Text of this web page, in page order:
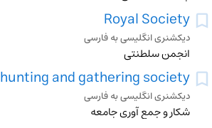
Royal Society
دیکشنری انگلیسی به فارسی
انجمن سلطنتی
hunting and gathering society
دیکشنری انگلیسی به فارسی
شکار و جمع آوری جامعه